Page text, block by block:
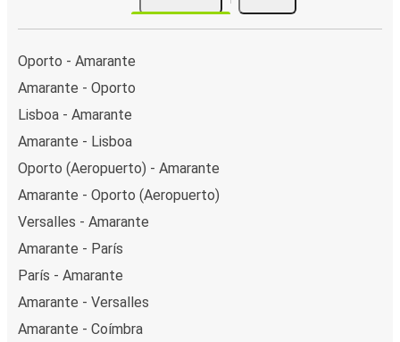
Oporto - Amarante
Amarante - Oporto
Lisboa - Amarante
Amarante - Lisboa
Oporto (Aeropuerto) - Amarante
Amarante - Oporto (Aeropuerto)
Versalles - Amarante
Amarante - París
París - Amarante
Amarante - Versalles
Amarante - Coímbra